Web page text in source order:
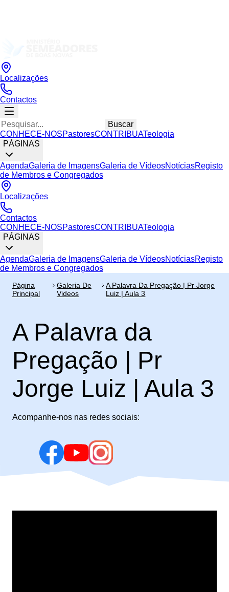
Localizações
Contactos
Buscar
CONHECE-NOSPastoresCONTRIBUATeologia
PÁGINAS
AgendaGaleria de ImagensGaleria de VídeosNotíciasRegisto
de Membros e Congregados
Localizações
Contactos
CONHECE-NOSPastoresCONTRIBUATeologia
PÁGINAS
AgendaGaleria de ImagensGaleria de VídeosNotíciasRegisto
de Membros e Congregados
Página
Principal
Galeria De
Videos
A Palavra Da Pregação | Pr Jorge
Luiz | Aula 3
A Palavra da
Pregação | Pr
Jorge Luiz | Aula 3
Acompanhe-nos nas redes sociais: